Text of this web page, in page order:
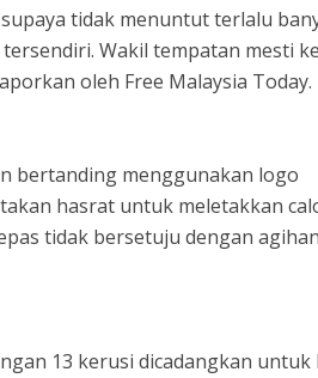
tidak menuntut terlalu
Wakil tempatan mesti
oleh Free Malaysia Today.
bertanding menggunakan logo
hasrat untuk meletakkan
tidak bersetuju dengan agihan
13 kerusi dicadangkan untuk